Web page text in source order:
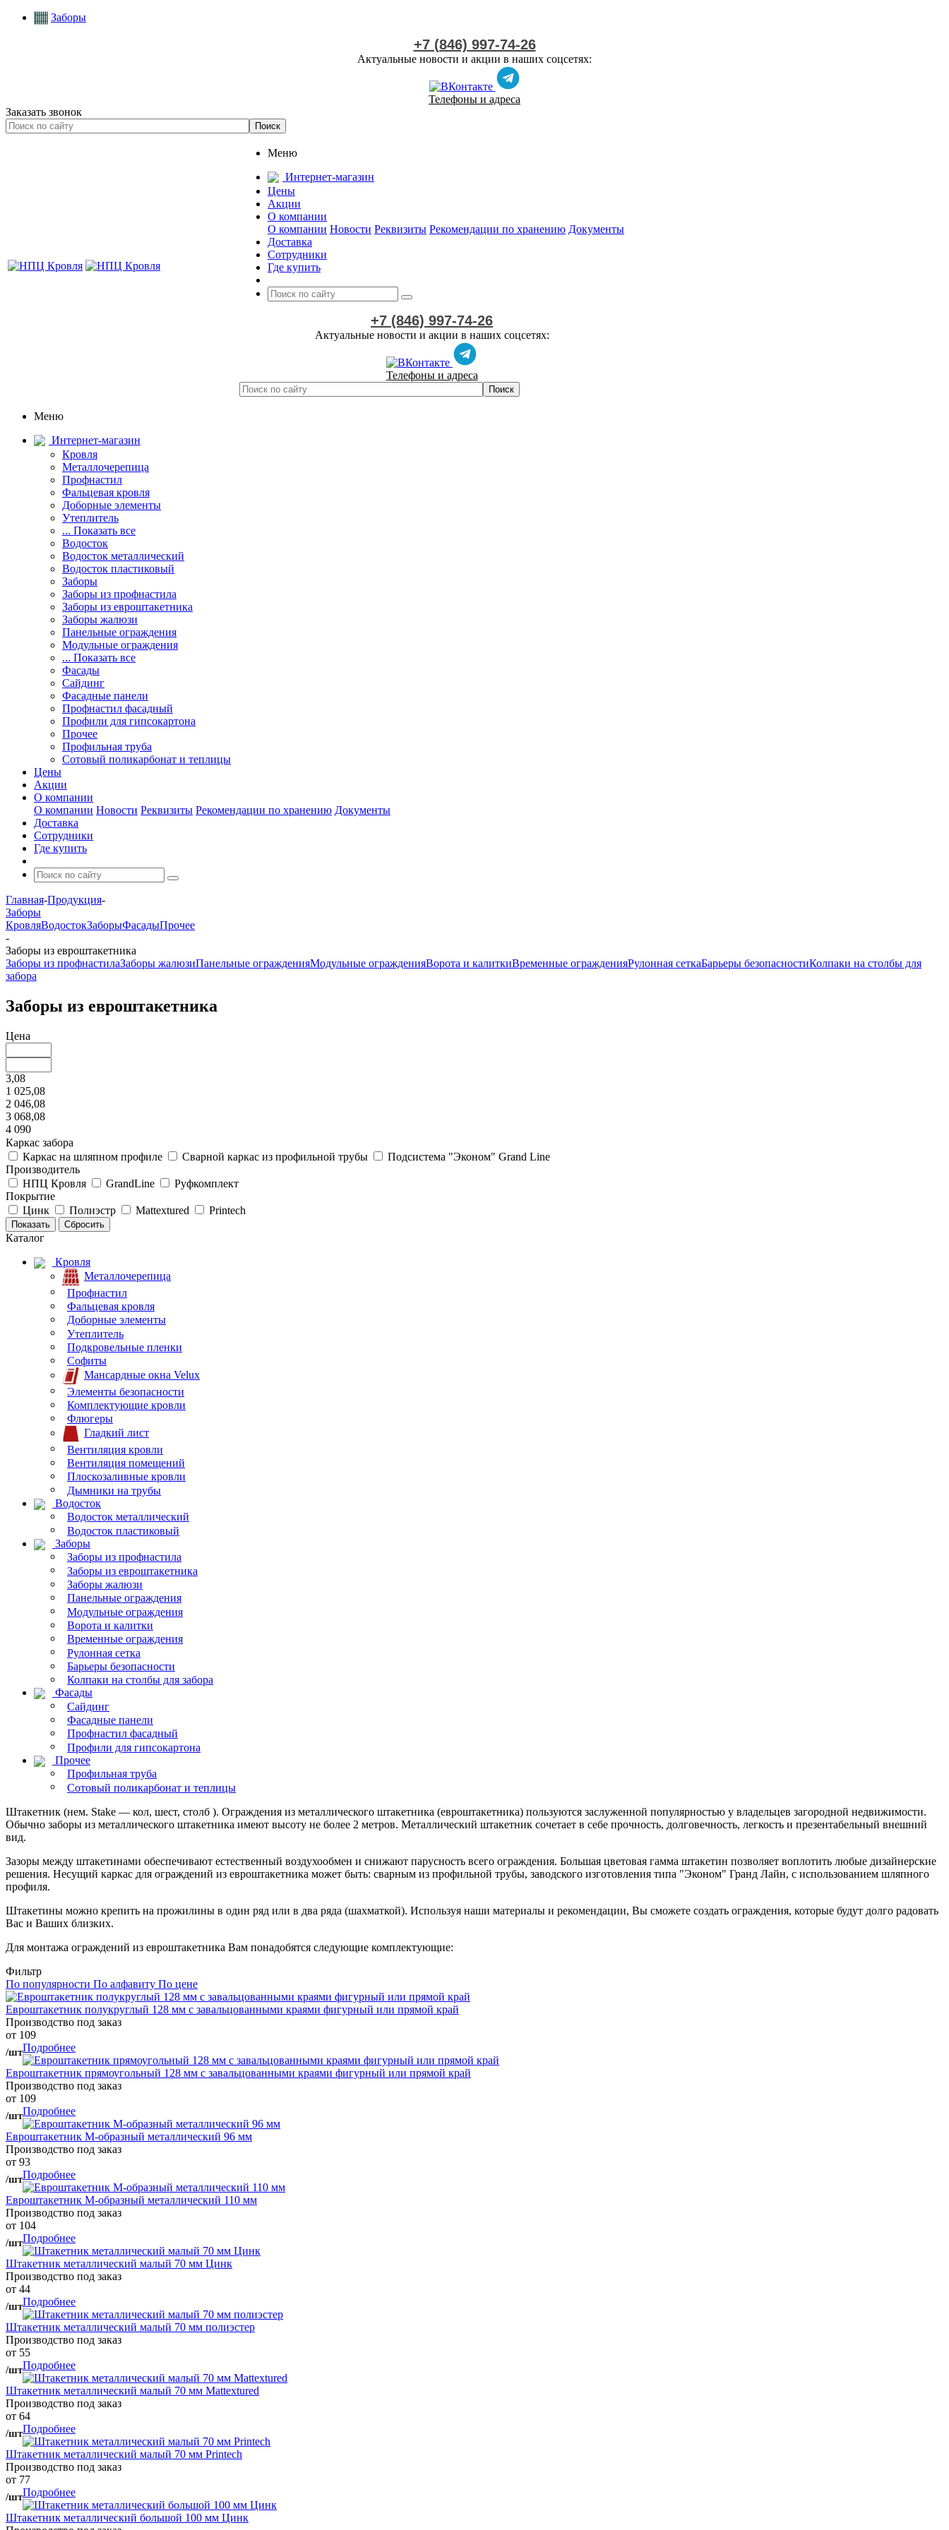
Заборы
+7 (846) 997-74-26
Актуальные новости и акции в наших соцсетях:
Телефоны и адреса
Заказать звонок
Меню
Интернет-магазин
Цены
Акции
О компании
О компании Новости Реквизиты Рекомендации по хранению Документы
Доставка
Сотрудники
Где купить
+7 (846) 997-74-26
Актуальные новости и акции в наших соцсетях:
Телефоны и адреса
Меню
Интернет-магазин
Кровля
Металлочерепица
Профнастил
Фальцевая кровля
Доборные элементы
Утеплитель
... Показать все
Водосток
Водосток металлический
Водосток пластиковый
Заборы
Заборы из профнастила
Заборы из евроштакетника
Заборы жалюзи
Панельные ограждения
Модульные ограждения
... Показать все
Фасады
Сайдинг
Фасадные панели
Профнастил фасадный
Профили для гипсокартона
Прочее
Профильная труба
Сотовый поликарбонат и теплицы
Цены
Акции
О компании
О компании Новости Реквизиты Рекомендации по хранению Документы
Доставка
Сотрудники
Где купить
Главная-Продукция-
Заборы
КровляВодостокЗаборыФасадыПрочее
-
Заборы из евроштакетника
Заборы из профнастилаЗаборы жалюзиПанельные огражденияМодульные огражденияВорота и калиткиВременные огражденияРулонная сеткаБарьеры безопасностиКолпаки на столбы для
забора
Заборы из евроштакетника
Цена
3,08
1 025,08
2 046,08
3 068,08
4 090
Каркас забора
Каркас на шляпном профиле
Сварной каркас из профильной трубы
Подсистема "Эконом" Grand Line
Производитель
НПЦ Кровля
GrandLine
Руфкомплект
Покрытие
Цинк
Полиэстр Mattextured Printech
Каталог
Кровля
Металлочерепица
Профнастил
Фальцевая кровля
Доборные элементы
Утеплитель
Подкровельные пленки
Софиты
Мансардные окна Velux
Элементы безопасности
Комплектующие кровли
Флюгеры
Гладкий лист
Вентиляция кровли
Вентиляция помещений
Плоскозаливные кровли
Дымники на трубы
Водосток
Водосток металлический
Водосток пластиковый
Заборы
Заборы из профнастила
Заборы из евроштакетника
Заборы жалюзи
Панельные ограждения
Модульные ограждения
Ворота и калитки
Временные ограждения
Рулонная сетка
Барьеры безопасности
Колпаки на столбы для забора
Фасады
Сайдинг
Фасадные панели
Профнастил фасадный
Профили для гипсокартона
Прочее
Профильная труба
Сотовый поликарбонат и теплицы
Штакетник (нем. Stake — кол, шест, столб ). Ограждения из металлического штакетника (евроштакетника) пользуются заслуженной популярностью у владельцев загородной недвижимости.
Обычно заборы из металлического штакетника имеют высоту не более 2 метров. Металлический штакетник сочетает в себе прочность, долговечность, легкость и презентабельный внешний
вид.
Зазоры между штакетинами обеспечивают естественный воздухообмен и снижают парусность всего ограждения. Большая цветовая гамма штакетин позволяет воплотить любые дизайнерские
решения. Несущий каркас для ограждений из евроштакетника может быть: сварным из профильной трубы, заводского изготовления типа "Эконом" Гранд Лайн, с использованием шляпного
профиля.
Штакетины можно крепить на прожилины в один ряд или в два ряда (шахматкой). Используя наши материалы и рекомендации, Вы сможете создать ограждения, которые будут долго радовать
Вас и Ваших близких.
Для монтажа ограждений из евроштакетника Вам понадобятся следующие комплектующие:
Фильтр
По популярности По алфавиту По цене
Евроштакетник полукруглый 128 мм с завальцованными краями фигурный или прямой край
Производство под заказ
от 109
/штПодробнее
Евроштакетник прямоугольный 128 мм с завальцованными краями фигурный или прямой край
Производство под заказ
от 109
/штПодробнее
Евроштакетник М-образный металлический 96 мм
Производство под заказ
от 93
/штПодробнее
Евроштакетник М-образный металлический 110 мм
Производство под заказ
от 104
/штПодробнее
Штакетник металлический малый 70 мм Цинк
Производство под заказ
от 44
/штПодробнее
Штакетник металлический малый 70 мм полиэстер
Производство под заказ
от 55
/штПодробнее
Штакетник металлический малый 70 мм Mattextured
Производство под заказ
от 64
/штПодробнее
Штакетник металлический малый 70 мм Printech
Производство под заказ
от 77
/штПодробнее
Штакетник металлический большой 100 мм Цинк